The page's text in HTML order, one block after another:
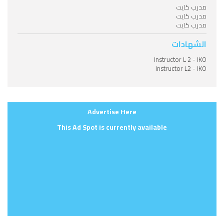
مدرب كايت
مدرب كايت
مدرب كايت
الشهادات
Instructor L 2 - IKO
Instructor L2 - IKO
Advertise Here
This Ad Spot is currently available